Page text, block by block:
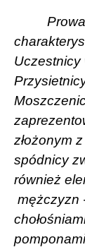
Uczestnicy
złożonym
spódnicy
również
mężczyzn